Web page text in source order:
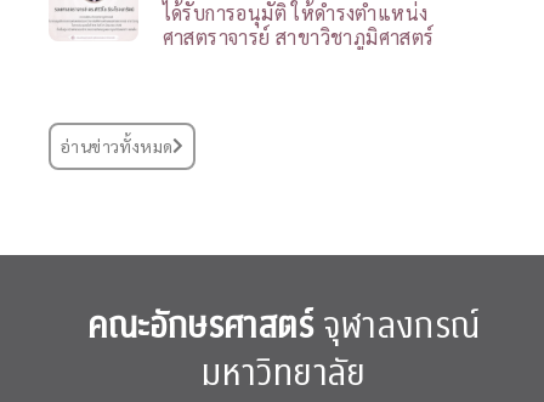
ได้รับการอนุมัติ ให้ดำรงตำแหน่ง
ศาสตราจารย์ สาขาวิชาภูมิศาสตร์
อ่านข่าวทั้งหมด
คณะอักษรศาสตร์จุฬาลงกรณ์
มหาวิทยาลัย